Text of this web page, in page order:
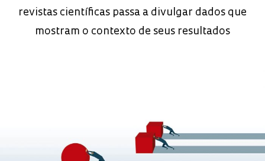
revistas científicas passa a divulgar dados que
mostram o contexto de seus resultados